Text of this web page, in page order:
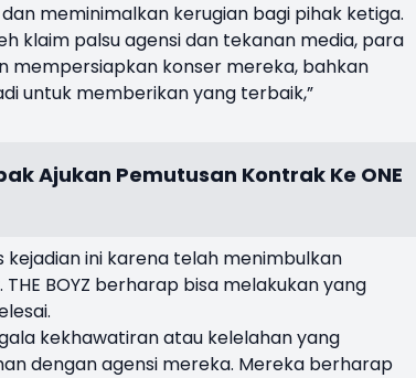
meminimalkan kerugian bagi pihak ketiga.
klaim palsu agensi dan tekanan media, para
mempersiapkan konser mereka, bahkan
untuk memberikan yang terbaik,”
Ajukan Pemutusan Kontrak Ke ONE
ini karena telah menimbulkan
BOYZ berharap bisa melakukan yang
kekhawatiran atau kelelahan yang
dengan agensi mereka. Mereka berharap